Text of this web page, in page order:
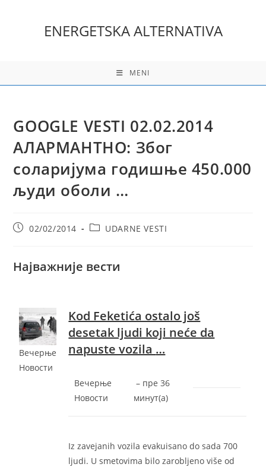
ENERGETSKA ALTERNATIVA
MENI
GOOGLE VESTI 02.02.2014
АЛАРМАНТНО: Због
соларијума годишње 450.000
људи оболи …
Post02/02/2014
PostUDARNE VESTI
Најважније вести
Вечерње
Новости
Kod Feketića ostalo još
desetak ljudi koji neće da
napuste vozila …
Вечерње
Новости
– ‎пре 36
минут(а)‎
Iz zavejanih vozila evakuisano do sada 700
ljudi. U smetovima bilo zarobljeno više od